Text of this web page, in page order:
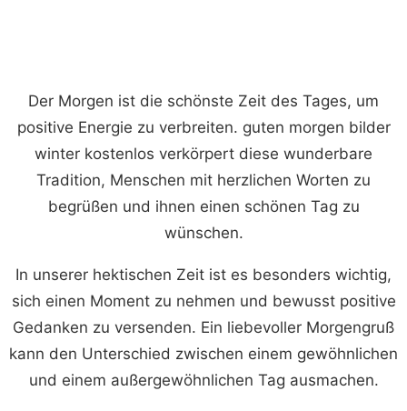
Der Morgen ist die schönste Zeit des Tages, um
positive Energie zu verbreiten. guten morgen bilder
winter kostenlos verkörpert diese wunderbare
Tradition, Menschen mit herzlichen Worten zu
begrüßen und ihnen einen schönen Tag zu
wünschen.
In unserer hektischen Zeit ist es besonders wichtig,
sich einen Moment zu nehmen und bewusst positive
Gedanken zu versenden. Ein liebevoller Morgengruß
kann den Unterschied zwischen einem gewöhnlichen
und einem außergewöhnlichen Tag ausmachen.